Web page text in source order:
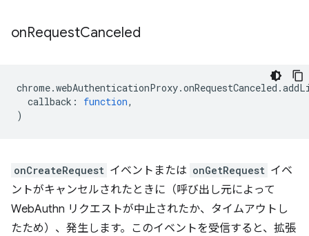
onRequestCanceled
chrome.webAuthenticationProxy.onRequestCanceled .
callback : function,
)
onCreateRequest イベントまたは onGetRequest イベ
ントがキャンセルされたときに（呼び出し元によって
WebAuthn リクエストが中止されたか、タイムアウトし
たため）、発生します。このイベントを受信すると、拡張